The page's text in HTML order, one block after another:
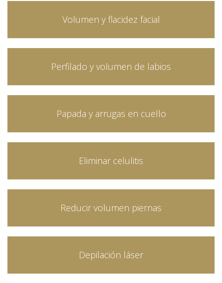
Volumen y flacidez facial
Perfilado y volumen de labios
Papada y arrugas en cuello
Eliminar celulitis
Reducir volumen piernas
Depilación láser